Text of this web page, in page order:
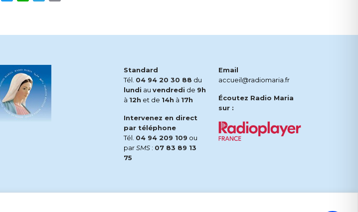
Standard
Tél. 04 94 20 30 88 du
lundi au vendredi de 9h
à 12h et de 14h à 17h
Intervenez en direct
par téléphone
Tél. 04 94 209 109 ou
parSMS : 07 83 89 13
75
Email
accueil@radiomaria.fr
Écoutez Radio Maria
sur :